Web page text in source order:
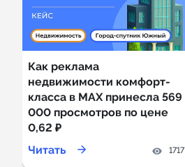
Как реклама
недвижимости комфорт-
класса в MAX принесла 569
000 просмотров по цене
0,62 ₽
Читать
1717